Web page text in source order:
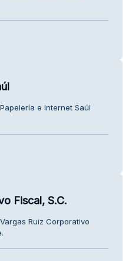
e Internet Saúl
Fiscal, S.C.
Ruiz Corporativo